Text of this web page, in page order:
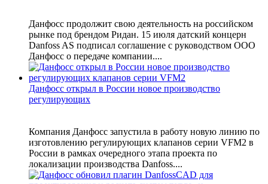
Данфосс продолжит свою деятельность на российском
рынке под брендом Ридан. 15 июля датский концерн
Danfoss AS подписал соглашение c руководством ООО
Данфосс о передаче компании....
Данфосс открыл в России новое производство
регулирующих
Компания Данфосс запустила в работу новую линию по
изготовлению регулирующих клапанов серии VFM2 в
России в рамках очередного этапа проекта по
локализации производства Danfoss....